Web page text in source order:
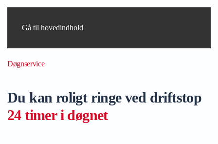
Gå til hovedindhold
Døgnservice
Du kan roligt ringe ved driftstop
24 timer i døgnet